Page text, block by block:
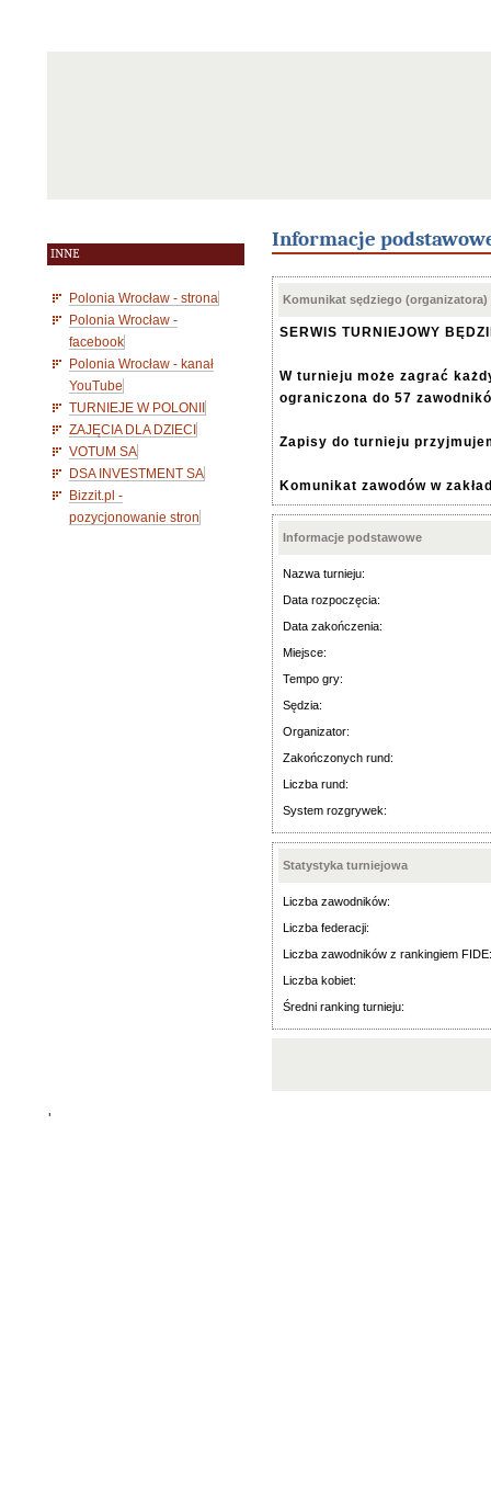
INNE
Polonia Wrocław - strona
Polonia Wrocław -
facebook
Polonia Wrocław - kanał
YouTube
TURNIEJE W POLONII
ZAJĘCIA DLA DZIECI
VOTUM SA
DSA INVESTMENT SA
Bizzit.pl -
pozycjonowanie stron
Informacje
Komunikat sędziego (organizatora)
SERWIS TURNIEJOWY
W turnieju może zagrać
ograniczona do 57
Zapisy do turnieju
Komunikat zawodów w
Informacje podstawowe
Nazwa turnieju:
Data rozpoczęcia:
Data zakończenia:
Miejsce:
Tempo gry:
Sędzia:
Organizator:
Zakończonych rund:
Liczba rund:
System rozgrywek:
Statystyka turniejowa
Liczba zawodników:
Liczba federacji:
Liczba zawodników z rankingiem FIDE:
Liczba kobiet:
Średni ranking turnieju:
'